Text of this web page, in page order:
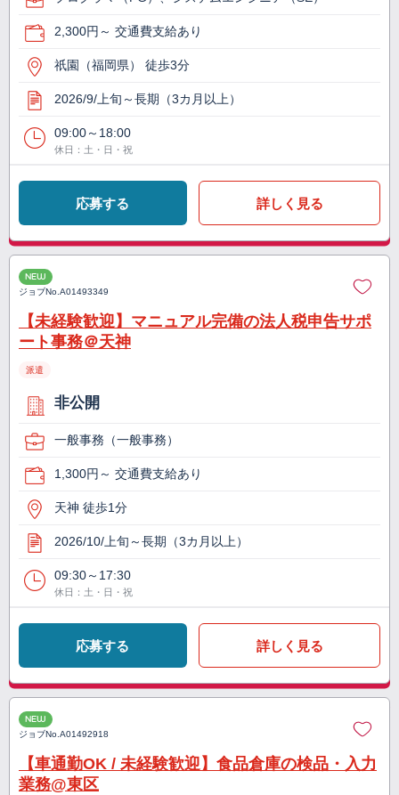
2,300円～ 交通費支給あり
祇園（福岡県） 徒歩3分
2026/9/上旬～長期（3カ月以上）
09:00～18:00
休日：土・日・祝
応募する 詳しく見る
NEW
ジョブNo.A01493349
【未経験歓迎】マニュアル完備の法人税申告サポ
ート事務＠天神
派遣
非公開
一般事務（一般事務）
1,300円～ 交通費支給あり
天神 徒歩1分
2026/10/上旬～長期（3カ月以上）
09:30～17:30
休日：土・日・祝
応募する 詳しく見る
NEW
ジョブNo.A01492918
【車通勤OK / 未経験歓迎】食品倉庫の検品・入力
業務@東区